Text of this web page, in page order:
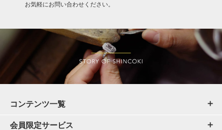
お気軽にお問い合わせください。
コンテンツ一覧
会員限定サービス